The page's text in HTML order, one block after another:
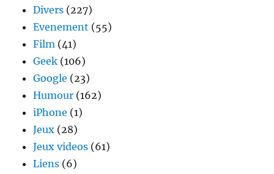
Divers (227)
Evenement (55)
Film (41)
Geek (106)
Google (23)
Humour (162)
iPhone (1)
Jeux (28)
Jeux videos (61)
Liens (6)